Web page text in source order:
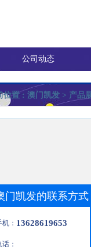
公司动态
位置 : 澳门凯发 > 产品
门凯发的联系方式
机： 13628619653
话：